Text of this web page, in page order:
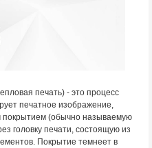
печать) - это процесс
печатное изображение,
покрытием (обычно называемую
головку печати, состоящую из
Покрытие темнеет в